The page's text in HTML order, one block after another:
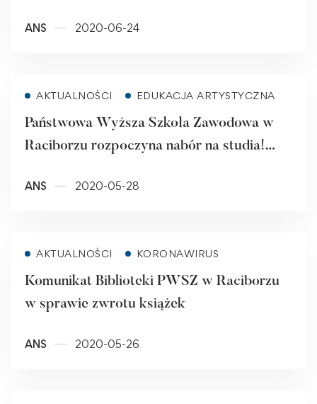
ANS 2020-06-24
AKTUALNOŚCI EDUKACJA ARTYSTYCZNA
Państwowa Wyższa Szkoła Zawodowa w
Raciborzu rozpoczyna nabór na studia!
ANS 2020-05-28
AKTUALNOŚCI KORONAWIRUS
Komunikat Biblioteki PWSZ w Raciborzu
w sprawie zwrotu książek
ANS 2020-05-26